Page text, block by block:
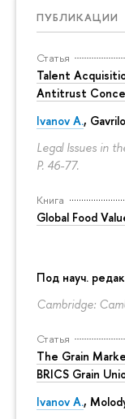
ПУБЛИКАЦИИ
Статья
Talent
Antitrust
Ivanov A.,
Legal Issues in
P. 46-77.
Книга
Global Food
Под науч.
Cambridge:
Статья
The Grain
BRICS Grain
Ivanov A.,